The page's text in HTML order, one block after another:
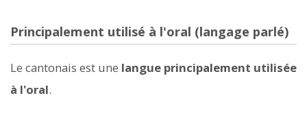
Principalement utilisé à l'oral (langage parlé)
Le cantonais est une langue principalement utilisée
à l'oral.